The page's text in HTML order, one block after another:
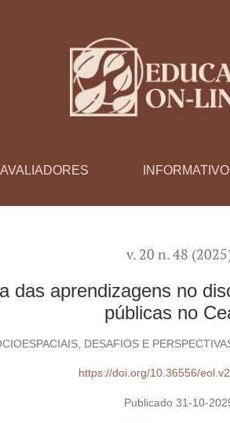
AVALIADORES
v. 20 n. 48
das aprendizagens no
públicas no
DESAFIOS E
https://doi.org/10.36556/
Publicado 31-10-